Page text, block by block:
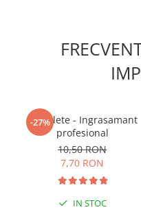
-27%
5 Tablete - Ingrasamant
profesional
10,50 RON
7,70 RON
IN STOC